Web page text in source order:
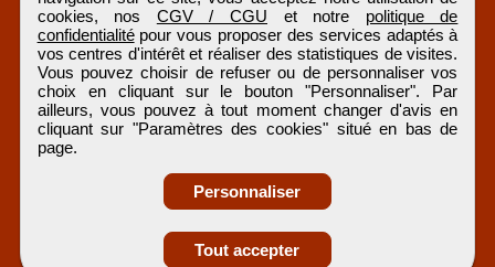
Obtenir ses
cookies, nos CGV / CGU et notre politique de
confidentialitépour vous proposer des services adaptés à
vos centres d'intérêt et réaliser des statistiques de visites.
Vous pouvez choisir de refuser ou de personnaliser vos
choix en cliquant sur le bouton "Personnaliser". Par
ailleurs, vous pouvez à tout moment changer d'avis en
cliquant sur "Paramètres des cookies" situé en bas de
page.
Personnaliser
Tout accepter